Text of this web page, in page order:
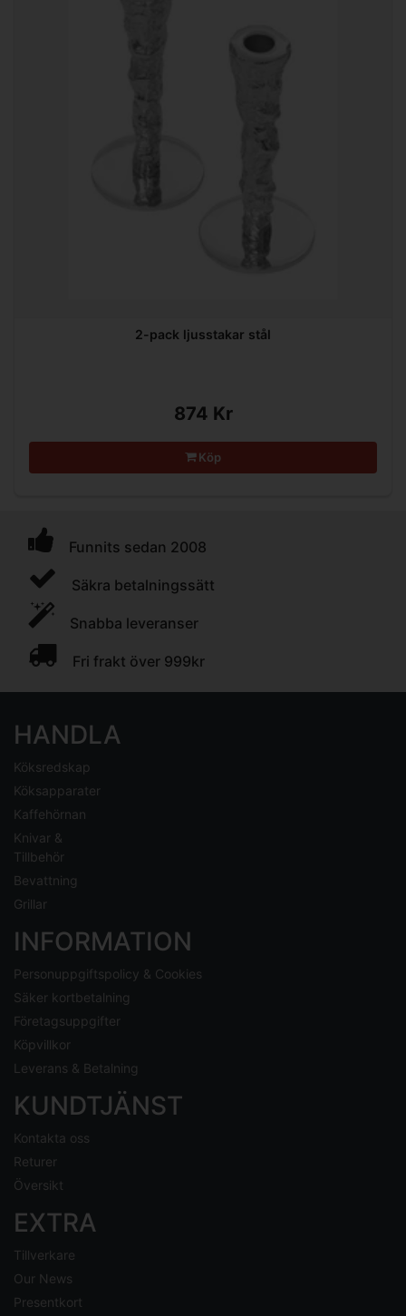
2-pack ljusstakar stål
874 Kr
Köp
Funnits sedan 2008
Säkra betalningssätt
Snabba leveranser
Fri frakt över 999kr
HANDLA
Köksredskap
Köksapparater
Kaffehörnan
Knivar &
Tillbehör
Bevattning
Grillar
INFORMATION
Personuppgiftspolicy & Cookies
Säker kortbetalning
Företagsuppgifter
Köpvillkor
Leverans & Betalning
KUNDTJÄNST
Kontakta oss
Returer
Översikt
EXTRA
Tillverkare
Our News
Presentkort